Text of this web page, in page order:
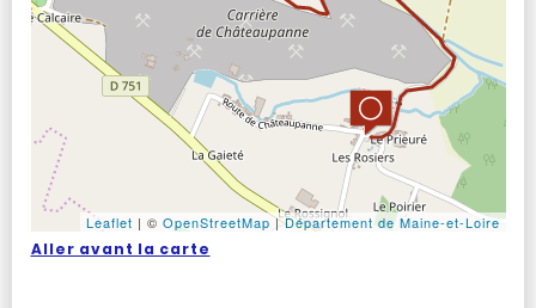
Leaflet | © OpenStreetMap|Département de Maine-et-Loire
Aller avant la carte